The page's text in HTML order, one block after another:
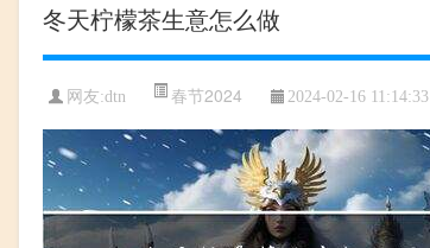
冬天柠檬茶生意怎么做
网友:dtn 春节2024 2024-02-16 11:14:33